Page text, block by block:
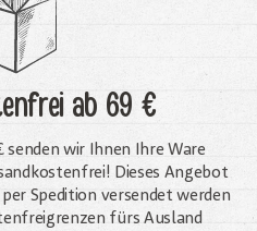
ab 69 €
senden wir Ihnen Ihre Ware
Dieses Angebot
Spedition versendet werden
fürs Ausland